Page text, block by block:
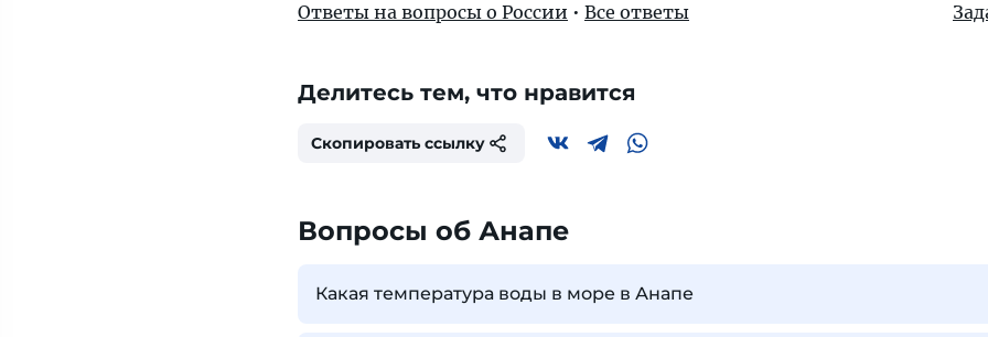
Ответы на вопросы о России • Все ответы
Делитесь тем, что нравится
Скопировать ссылку
Вопросы об Анапе
Какая температура воды в море в Анапе